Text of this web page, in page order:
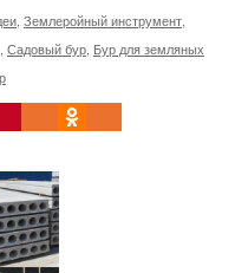
Землеройный инструмент
Садовый бур Бур для земляных